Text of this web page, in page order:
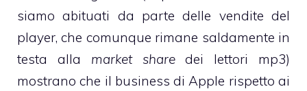
siamo abituati da parte delle vendite del
player, che comunque rimane saldamente in
testa alla market sharedei lettori mp3)
mostrano che il business di Apple rispetto ai